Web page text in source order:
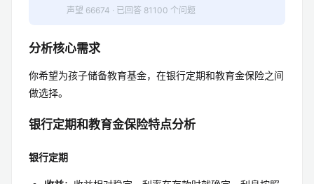
声望 66674 · 已回答 81100 个问题
分析核心需求
你希望为孩子储备教育基金，在银行定期和教育金保险之间
做选择。
银行定期和教育金保险特点分析
银行定期